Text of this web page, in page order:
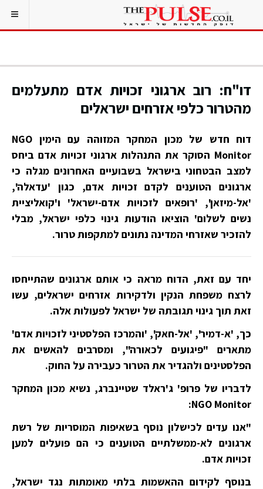
דו"ח: רוב ארגוני זכויות אדם מתעלמים
מהטרור כלפי אזרחים ישראלים
דוח חדש של מכון המחקר המזוהה עם הימין NGO
Monitor הסוקר את התנהלות ארגוני זכויות אדם ביחס
למצב הבטחוני בישראל בשבועיים האחרונים מגלה כי
ארגונים הטוענים לקדם זכויות אדם, כגון 'עדאלה',
'אל-מיזאן', 'רופאים לזכויות אדם-ישראל' ו'קואליציית
נשים לשלום' הוציאו הודעות גינוי כלפי ישראל, מבלי
להזכיר שאזרחי המדינה נתונים למתקפות טרור.
יחד עם זאת, הדוח מראה כי אותם ארגונים שהתייחסו
לרצח משפחת הנקין ולדקירות אזרחים ישראלים, עשו
זאת תוך גינוי תגובתה של ישראל לפעולות אלה.
כך, 'א-דמיר', 'אל-חאק', 'והמרכז הפלסטיני לזכויות אדם'
מתארים "פיגועים לכאורה", ומסרבים להאשים את
הפלסטינים ולהגדיר את הטרור כעבירה על החוק.
לדבריו של פרופ' ג'ראלד שטיינברג, נשיא מכון המחקר
NGO Monitor:
"אנו עדים לכישלון נוסף בשאיפות המוסריות של רשת
ארגונים לא-ממשלתיים הטוענים כי הם פועלים למען
זכויות אדם.
בנוסף לקידום ההאשמות בלתי מאומתות נגד ישראל,